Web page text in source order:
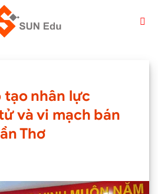
tạo nhân lực
và vi mạch bán
Thơ